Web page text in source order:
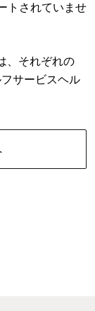
トされていませ
、それぞれの
サービスヘル